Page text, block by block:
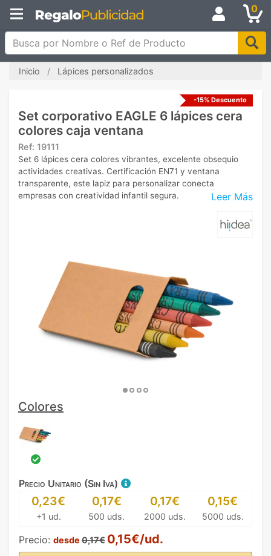
0
Busca por Nombre o Ref de Producto
Inicio Lápices personalizados
-15% Descuento
Set corporativo EAGLE 6 lápices cera
colores caja ventana
Ref: 19111
Leer Más
Set 6 lápices cera colores vibrantes, excelente obsequio
actividades creativas. Certificación EN71 y ventana
transparente, este lapiz para personalizar conecta
empresas con creatividad infantil segura.
Colores
Precio Unitario (Sin Iva)
0,23€
+1 ud.
0,17€
500 uds.
0,17€
2000 uds.
0,15€
5000 uds.
Precio: desde 0,17€ 0,15€/ud.